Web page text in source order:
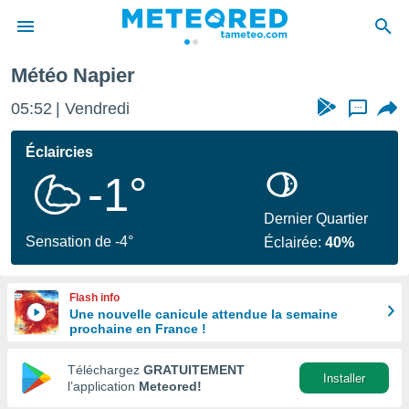
de
en
Météo Napier
05:52 Vendredi ...
Éclaircies
-1°
Sensation de -4°
Dernier Quartier
Éclairée:40%
Flash info
Une nouvelle canicule attendue la semaine
prochaine en France !
Téléchargez GRATUITEMENT
l’application Meteored!
Installer